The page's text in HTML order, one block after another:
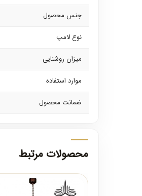
جنس محصول
نوع لامپ
میزان روشنایی
موارد استفاده
ضمانت محصول
محصولات مرتبط